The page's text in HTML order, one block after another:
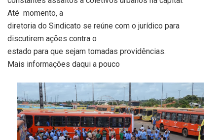
Até momento, a
diretoria do Sindicato se reúne com o jurídico para
discutirem ações contra o
estado para que sejam tomadas providências.
Mais informações daqui a pouco